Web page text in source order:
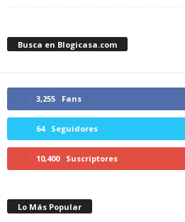
Busca en Blogicasa.com
3,255 Fans
64 Seguidores
10,400 Suscriptores
Lo Más Popular